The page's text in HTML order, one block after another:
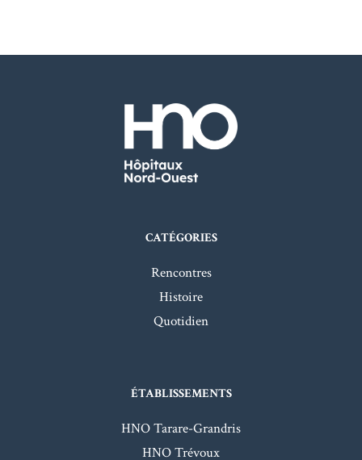
CATÉGORIES
Rencontres
Histoire
Quotidien
ÉTABLISSEMENTS
HNO Tarare-Grandris
HNO Trévoux